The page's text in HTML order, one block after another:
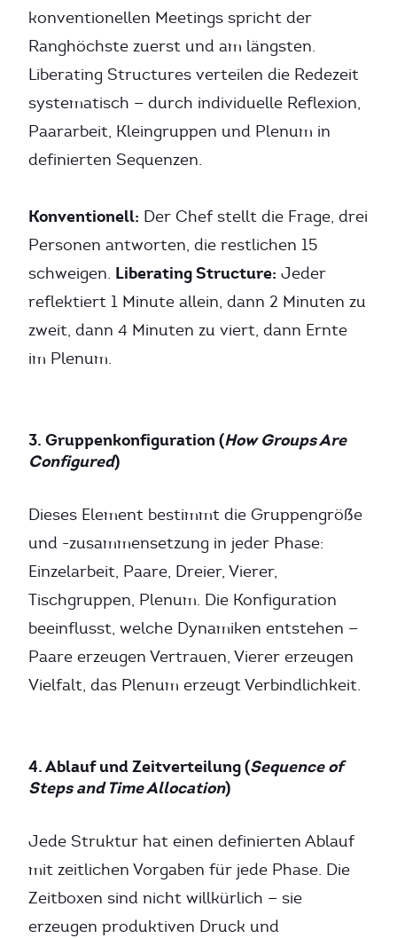
konventionellen Meetings spricht der
Ranghöchste zuerst und am längsten.
Liberating Structures verteilen die Redezeit
systematisch — durch individuelle Reflexion,
Paararbeit, Kleingruppen und Plenum in
definierten Sequenzen.
Konventionell: Der Chef stellt die Frage, drei
Personen antworten, die restlichen 15
schweigen. Liberating Structure: Jeder
reflektiert 1 Minute allein, dann 2 Minuten zu
zweit, dann 4 Minuten zu viert, dann Ernte
im Plenum.
3. Gruppenkonfiguration (How Groups Are
Configured)
Dieses Element bestimmt die Gruppengröße
und -zusammensetzung in jeder Phase:
Einzelarbeit, Paare, Dreier, Vierer,
Tischgruppen, Plenum. Die Konfiguration
beeinflusst, welche Dynamiken entstehen —
Paare erzeugen Vertrauen, Vierer erzeugen
Vielfalt, das Plenum erzeugt Verbindlichkeit.
4. Ablauf und Zeitverteilung (Sequence of
Steps and Time Allocation)
Jede Struktur hat einen definierten Ablauf
mit zeitlichen Vorgaben für jede Phase. Die
Zeitboxen sind nicht willkürlich — sie
erzeugen produktiven Druck und